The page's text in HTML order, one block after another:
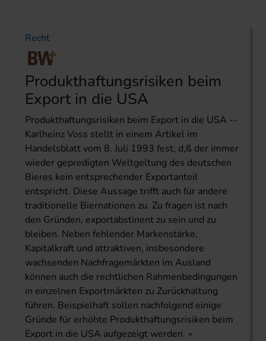
Recht
Produkthaftungsrisiken beim
Export in die USA
Produkthaftungsrisiken beim Export in die USA --
Karlheinz Voss stellt in einem Artikel im
Handelsblatt vom 8. Juli 1993 fest, d,ß der immer
wieder gepredigten Weltgeltung des deutschen
Bieres kein entsprechender Exportanteil
entspricht. Diese Aussage trifft auch für andere
traditionelle Biernationen zu. Zu fragen ist nach
den Gründen, exportabstinent zu sein und zu
bleiben. Neben fehlender Markenstärke,
Kapitalkraft und attraktiven, insbesondere
wachsenden Nachfragemärkten im Ausland
können auch die rechtlichen Rahmenbedingungen
in einzelnen Exportmärkten zu Zurückhaltung
führen. Beispielhaft sollen nachfolgend einige
Gründe für erhöhte Produkthaftungsrisiken beim
Export in die USA aufgezeigt werden.